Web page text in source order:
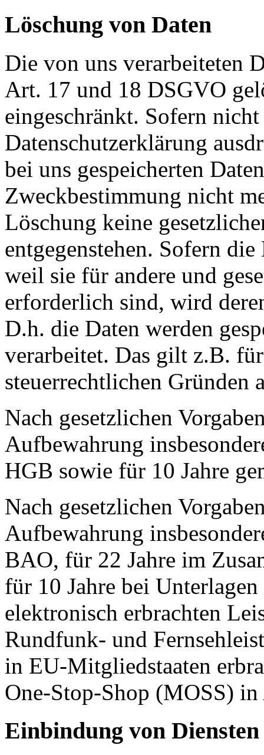
Löschung von Daten
Die von uns verarbeiteten
Art. 17 und 18 DSGVO
eingeschränkt. Sofern
Datenschutzerklärung
bei uns gespeicherten
Zweckbestimmung nicht
Löschung keine
entgegenstehen. Sofern
weil sie für andere und
erforderlich sind, wird
D.h. die Daten werden
verarbeitet. Das gilt z.B.
steuerrechtlichen Gründen
Nach gesetzlichen
Aufbewahrung
HGB sowie für 10 Jahre
Nach gesetzlichen
Aufbewahrung
BAO, für 22 Jahre im
für 10 Jahre bei
elektronisch erbrachten
Rundfunk- und
in EU-Mitgliedstaaten
One-Stop-Shop (MOSS)
Einbindung von